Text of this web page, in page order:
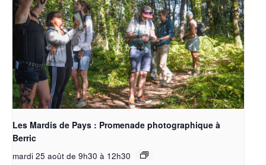
Les Mardis de Pays : Promenade photographique à
Berric
mardi 25 août de 9h30 à 12h30